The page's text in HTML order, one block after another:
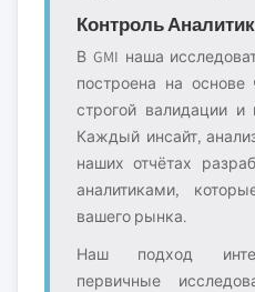
Контроль
В GMI наша
построена на основе
строгой валидации и
Каждый инсайт,
наших отчётах
аналитиками,
вашего рынка.
Наш подход
первичные